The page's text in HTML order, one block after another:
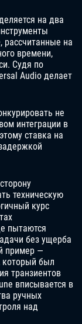
на два
рассчитанные на
времени,
Судя по
Audio делает
не
интеграции в
ставка на
техническую
курс
пытаются
без ущерба
пример —
который был
транзиентов
вписывается в
ручных
над